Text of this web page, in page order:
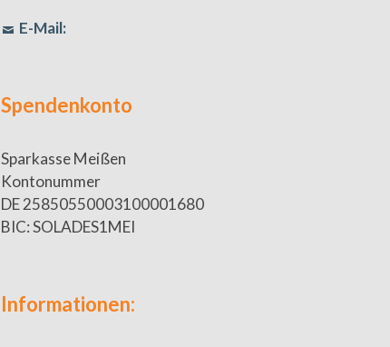
E-Mail:
Spendenkonto
Sparkasse Meißen
Kontonummer
DE 25850550003100001680
BIC: SOLADES1MEI
Informationen: